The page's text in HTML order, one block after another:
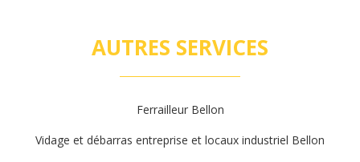
AUTRES SERVICES
Ferrailleur Bellon
Vidage et débarras entreprise et locaux industriel Bellon